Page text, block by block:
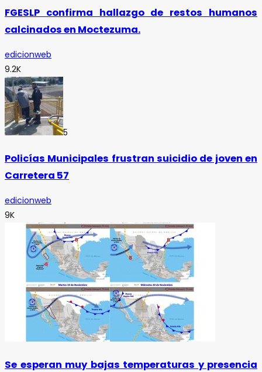
FGESLP confirma hallazgo de restos humanos
calcinados en Moctezuma.
edicionweb
9.2K
5
Policías Municipales frustran suicidio de joven en
Carretera 57
edicionweb
9K
Se esperan muy bajas temperaturas y presencia